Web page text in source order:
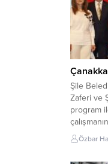
Şile
Zaferi ve
program
gecesi
Alev
Özbar